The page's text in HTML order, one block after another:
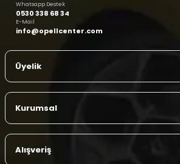
Whatsapp Destek
0530 338 68 34
E-Mail
info@opellcenter.com
Üyelik
Kurumsal
Alışveriş